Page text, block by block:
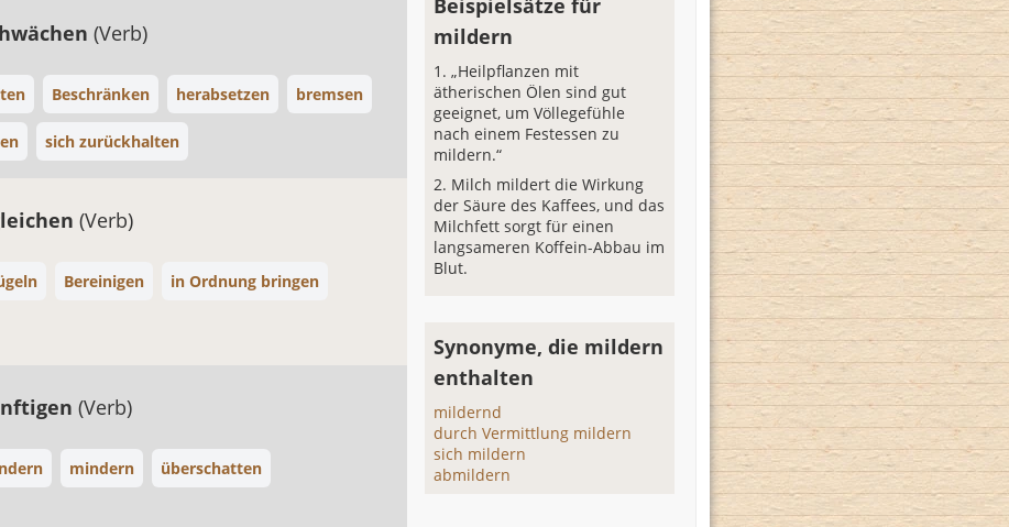
(Verb)
Beschränken herabsetzen bremsen
sich zurückhalten
(Verb)
Bereinigen in Ordnung bringen
(Verb)
mindern überschatten
Beispielsätze für
mildern
„Heilpflanzen mit
ätherischen Ölen sind gut
geeignet, um Völlegefühle
nach einem Festessen zu
mildern.“
Milch mildert die Wirkung
der Säure des Kaffees, und das
Milchfett sorgt für einen
langsameren Koffein-Abbau im
Blut.
Synonyme, die mildern
enthalten
mildernd
durch Vermittlung mildern
sich mildern
abmildern